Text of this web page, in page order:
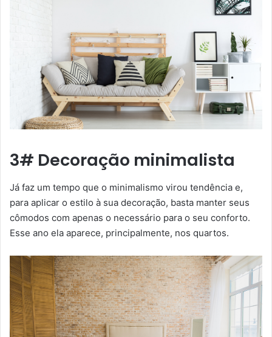
3# Decoração minimalista
Já faz um tempo que o minimalismo virou tendência e,
para aplicar o estilo à sua decoração, basta manter seus
cômodos com apenas o necessário para o seu conforto.
Esse ano ela aparece, principalmente, nos quartos.